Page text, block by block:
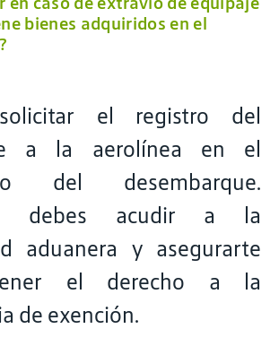
bienes adquiridos en el
el registro del
a la aerolínea en el
del desembarque.
debes acudir a la
aduanera y asegurarte
el derecho a la
de exención.